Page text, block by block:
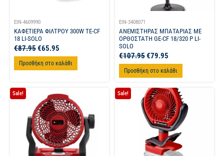
EIN-4609990
ΚΑΦΕΤΙΕΡΑ ΦΙΛΤΡΟΥ 300W TE-CF
18 LI-SOLO
€87.95€65.95
Προσθήκη στο καλάθι
EIN-3408071
ΑΝΕΜΙΣΤΗΡΑΣ ΜΠΑΤΑΡΙΑΣ ΜΕ
ΟΡΘΟΣΤΑΤΗ GE-CF 18/320 P LI-
SOLO
€107.95€79.95
Προσθήκη στο καλάθι
Sale! Sale!